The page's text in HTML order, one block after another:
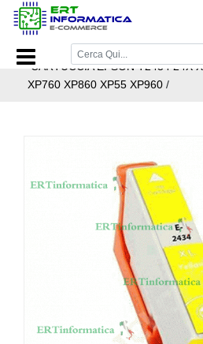
Home Page/Cartucce inkjet/
CARTUCCIA EPSON T2434 24X
XP760 XP860 XP55 XP960 /